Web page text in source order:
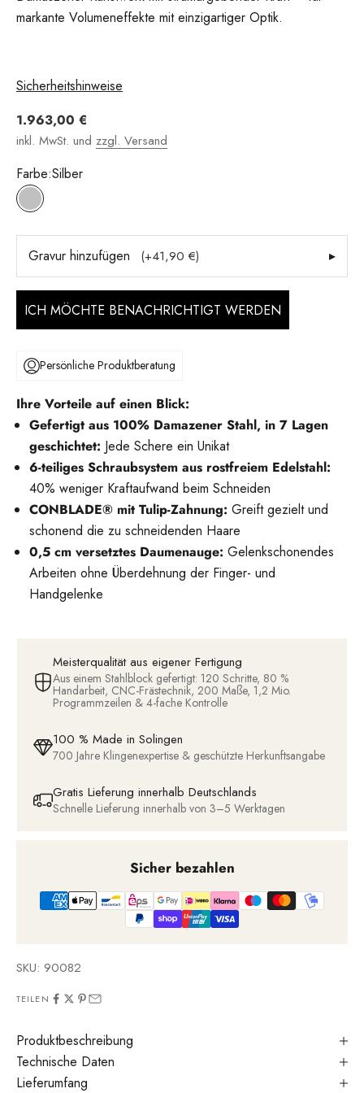
markante Volumeneffekte mit einzigartiger Optik.
Sicherheitshinweise
Angebot
1.963,00 €
inkl. MwSt. und zzgl. Versand
Farbe:Silber
Silber
Gravur hinzufügen (+41,90 €) ▸
ICH MÖCHTE BENACHRICHTIGT WERDEN
Persönliche Produktberatung
Ihre Vorteile auf einen Blick:
Gefertigt aus 100% Damazener Stahl, in 7 Lagen
geschichtet: Jede Schere ein Unikat
6-teiliges Schraubsystem aus rostfreiem Edelstahl:
40% weniger Kraftaufwand beim Schneiden
CONBLADE® mit Tulip-Zahnung: Greift gezielt und
schonend die zu schneidenden Haare
0,5 cm versetztes Daumenauge: Gelenkschonendes
Arbeiten ohne Überdehnung der Finger- und
Handgelenke
Meisterqualität aus eigener Fertigung
Aus einem Stahlblock gefertigt: 120 Schritte, 80 %
Handarbeit, CNC-Frästechnik, 200 Maße, 1,2 Mio.
Programmzeilen & 4-fache Kontrolle
100 % Made in Solingen
700 Jahre Klingenexpertise & geschützte Herkunftsangabe
Gratis Lieferung innerhalb Deutschlands
Schnelle Lieferung innerhalb von 3–5 Werktagen
Sicher bezahlen
SKU: 90082
TEILEN
Produktbeschreibung
Technische Daten
Lieferumfang